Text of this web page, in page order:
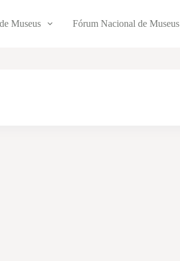
Museus Fórum Nacional de Museus